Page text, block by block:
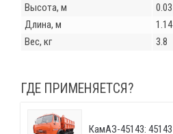
Высота, м
0.03
Длина, м
1.14
Вес, кг
3.8
ГДЕ ПРИМЕНЯЕТСЯ?
КамАЗ-45143: 45143